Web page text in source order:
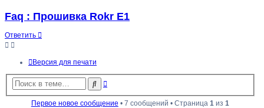
Faq : Прошивка Rokr E1
Ответить
Версия для печати
Поиск
поиск
Первое новое сообщение • 7 сообщений • Страница 1 из 1